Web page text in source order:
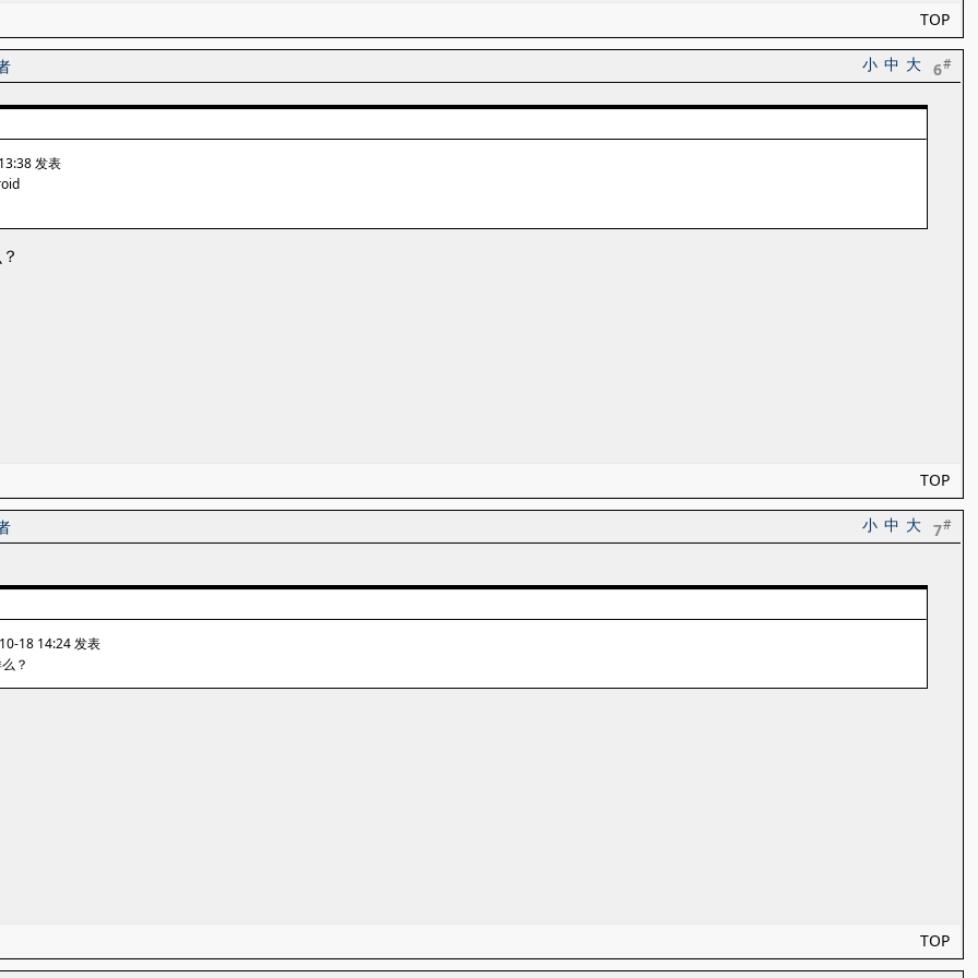
TOP
6#
大
中
小
发表
TOP
7#
大
中
小
18 14:24 发表
？
TOP